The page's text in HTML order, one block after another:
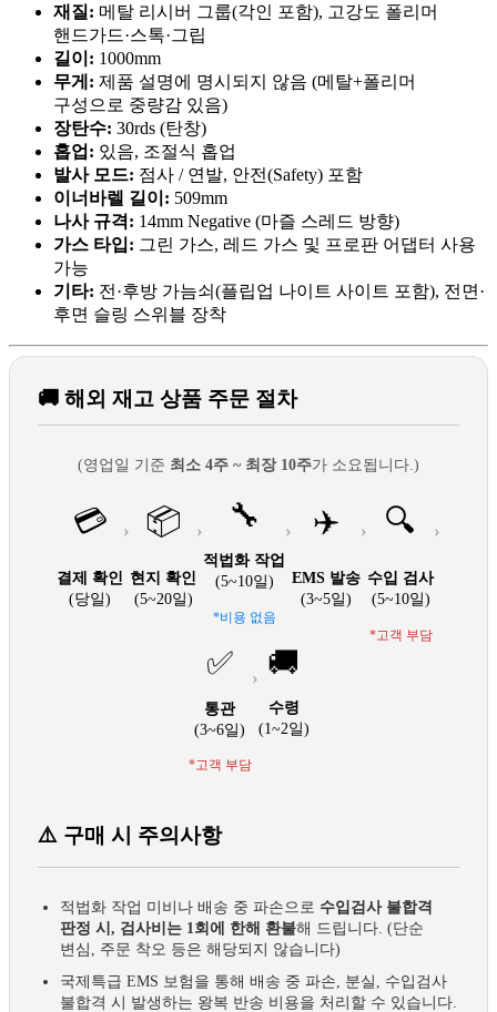
재질: 메탈 리시버 그룹(각인 포함), 고강도 폴리머
핸드가드·스톡·그립
길이: 1000mm
무게: 제품 설명에 명시되지 않음 (메탈+폴리머
구성으로 중량감 있음)
장탄수: 30rds (탄창)
홉업: 있음, 조절식 홉업
발사 모드: 점사 / 연발, 안전(Safety) 포함
이너바렐 길이: 509mm
나사 규격: 14mm Negative (마즐 스레드 방향)
가스 타입: 그린 가스, 레드 가스 및 프로판 어댑터 사용
가능
기타: 전·후방 가늠쇠(플립업 나이트 사이트 포함), 전면·
후면 슬링 스위블 장착
🚚 해외 재고 상품 주문 절차
(영업일 기준 최소 4주 ~ 최장 10주가 소요됩니다.)
💳
결제 확인
(당일)
› 📦
현지 확인
(5~20일)
› 🔧
적법화 작업
(5~10일)
*비용 없음
› ✈️
EMS 발송
(3~5일)
› 🔍
수입 검사
(5~10일)
*고객 부담
›
✅
통관
(3~6일)
*고객 부담
› 🚚
수령
(1~2일)
⚠️ 구매 시 주의사항
적법화 작업 미비나 배송 중 파손으로 수입검사 불합격
판정 시, 검사비는 1회에 한해 환불해 드립니다. (단순
변심, 주문 착오 등은 해당되지 않습니다)
국제특급 EMS 보험을 통해 배송 중 파손, 분실, 수입검사
불합격 시 발생하는 왕복 반송 비용을 처리할 수 있습니다.